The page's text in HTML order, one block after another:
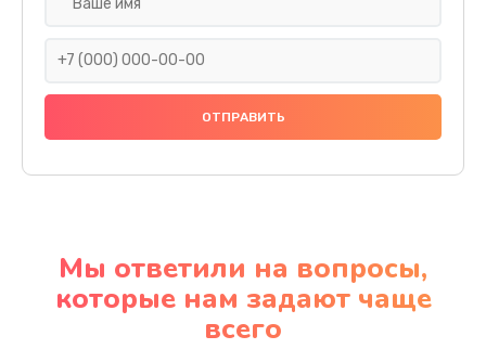
Мы ответили на вопросы,
которые нам задают чаще
всего